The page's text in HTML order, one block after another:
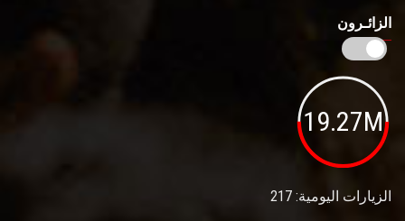
الزائـرون
19.27M
الزيارات اليومية: 217